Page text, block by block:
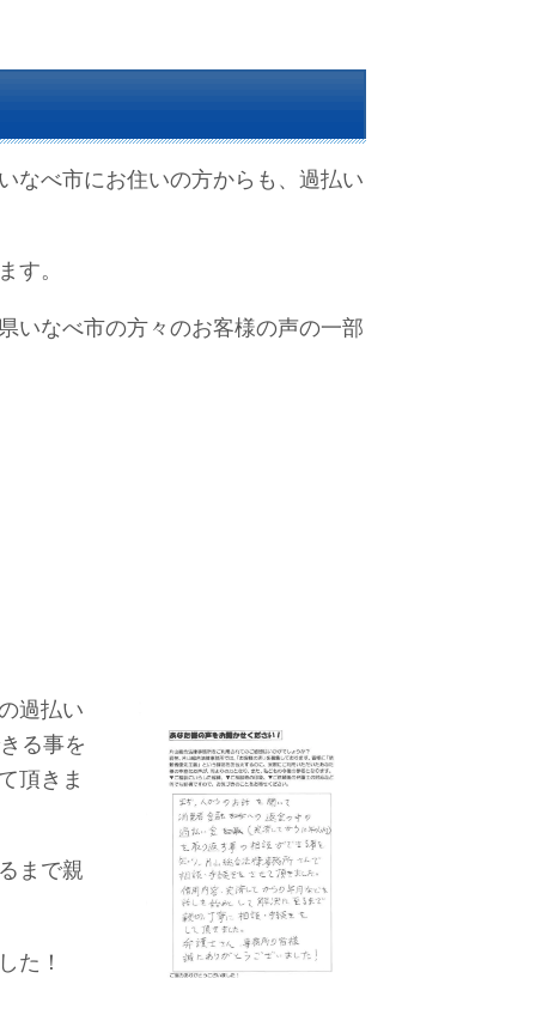
なべ市にお住いの方からも、過払い
す。
いなべ市の方々のお客様の声の一部
過払い
る事を
頂きま
まで親
た！